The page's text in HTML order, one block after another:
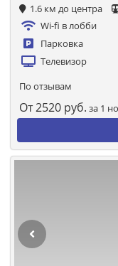
1.6 км до центра
Wi-fi в лобби
Парковка
Телевизор
По отзывам
От2520 руб. за 1